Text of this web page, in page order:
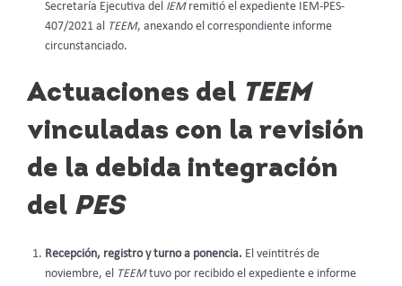
Secretaría Ejecutiva del IEM remitió el expediente IEM-PES-
407/2021 al
TEEM, anexando el correspondiente informe
circunstanciado.
Actuaciones del TEEM
vinculadas con la revisión
de la debida integración
del PES
Recepción, registro y turno a ponencia. El veintitrés de
noviembre, el
TEEMtuvo por recibido el expediente e informe